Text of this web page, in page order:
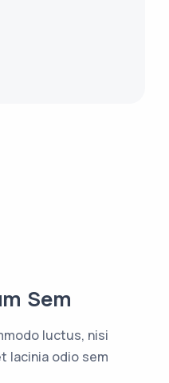
Sem
luctus, nisi
lacinia odio sem